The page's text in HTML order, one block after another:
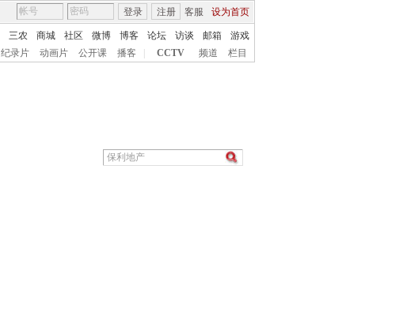
客服 设为首页
登录 注册
三农 商城 社区 微博 博客 论坛 访谈 邮箱
游戏
纪录片 动画片 公开课 播客 CCTV 频道 栏目